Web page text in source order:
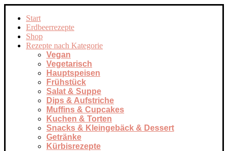
Start
Erdbeerrezepte
Shop
Rezepte nach Kategorie
Vegan
Vegetarisch
Hauptspeisen
Frühstück
Salat & Suppe
Dips & Aufstriche
Muffins & Cupcakes
Kuchen & Torten
Snacks & Kleingebäck & Dessert
Getränke
Kürbisrezepte